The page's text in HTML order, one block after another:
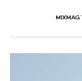
MIXMAG